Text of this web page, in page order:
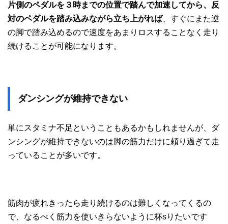
片側のペダルを３時までの位置で踏んで加速してから、反
対のペダルを踏み込みながら立ち上がれば、すぐにまた逆
の脚で踏み込めるので速度をあまりロスすることなく走り
続けることが可能になります。
ダンシングが維持できない
単にスタミナ不足ということもあるかもしれませんが、ダ
ンシングが維持できないのは脚の筋力だけに頼り過ぎて走
っていることが多いです。
筋肉が疲れきったら走り続けるのは難しくなってくるの
で、なるべく筋力を使いきらないように杯sりたいです